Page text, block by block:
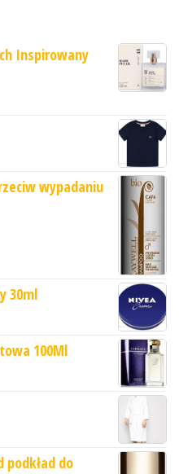
Inspirowany
wypadaniu
30ml
100Ml
podkład do